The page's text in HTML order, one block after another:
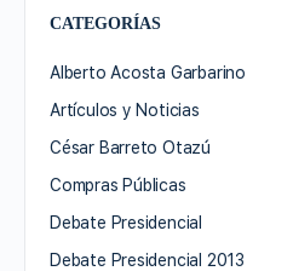
CATEGORÍAS
Alberto Acosta Garbarino
Artículos y Noticias
César Barreto Otazú
Compras Públicas
Debate Presidencial
Debate Presidencial 2013